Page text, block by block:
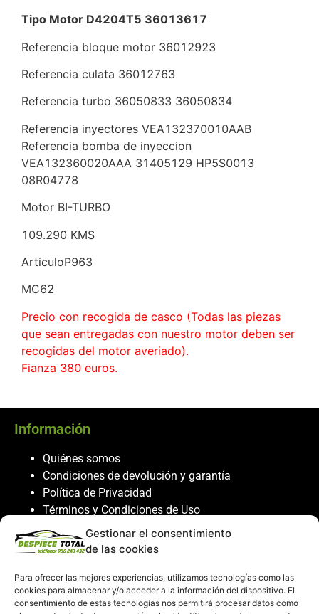
Gestionar el consentimiento
de las cookies
Para ofrecer las mejores experiencias, utilizamos tecnologías como las
cookies para almacenar y/o acceder a la información del dispositivo. El
consentimiento de estas tecnologías nos permitirá procesar datos como
Tipo Motor D4204T5 36013617
Referencia bloque motor 36012923
Referencia culata 36012763
Referencia turbo 36050833 36050834
Referencia inyectores VEA132370010AAB
Referencia bomba de inyeccion
VEA132360020AAA 31405129 HP5S0013
08R04778
Motor BI-TURBO
109.290 KMS
ArticuloP963
MC62
Precio con recogida de casco (Todas las piezas
que sean entregadas con nuestro motor deben ser
recogidas del motor averiado).
Fianza 380 euros.
Información
Quiénes somos
Condiciones de devolución y garantía
Política de Privacidad
Términos y Condiciones de Uso
Política de Cookies
Servicio al cliente
Contacto
986 243 432